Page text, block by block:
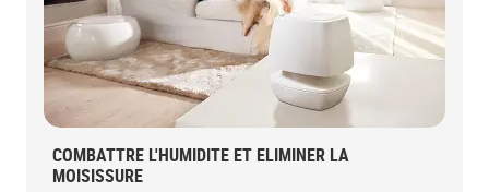
COMBATTRE L'HUMIDITE ET ELIMINER LA
MOISISSURE